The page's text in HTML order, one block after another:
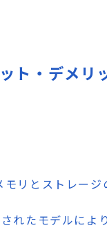
・デメリ
モリとストレー
れたモデルによ